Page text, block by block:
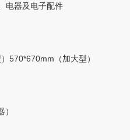
电器及电子配件
570*670mm（加大型）